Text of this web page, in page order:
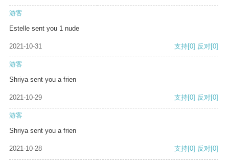
游客
Estelle sent you 1 nude
2021-10-31 支持[0] 反对[0]
游客
Shriya sent you a frien
2021-10-29 支持[0] 反对[0]
游客
Shriya sent you a frien
2021-10-28 支持[0] 反对[0]